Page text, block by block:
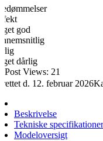
god
dårlig
Post Views: 21
d. 12. februar 2026
Beskrivelse
Tekniske specifikationer
Modeloversigt